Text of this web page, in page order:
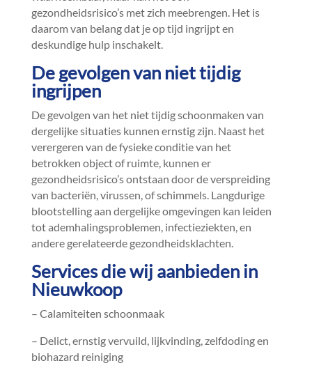
gezondheidsrisico’s met zich meebrengen.​ Het is
daarom van belang dat je op tijd ingrijpt en
deskundige hulp inschakelt.​
De gevolgen van niet tijdig
ingrijpen
De gevolgen van het niet tijdig schoonmaken van
dergelijke situaties kunnen ernstig zijn.​ Naast het
verergeren van de fysieke conditie van het
betrokken object of ruimte, kunnen er
gezondheidsrisico’s ontstaan door de verspreiding
van bacteriën, virussen, of schimmels.​ Langdurige
blootstelling aan dergelijke omgevingen kan leiden
tot ademhalingsproblemen, infectieziekten, en
andere gerelateerde gezondheidsklachten.​
Services die wij aanbieden in
Nieuwkoop
– Calamiteiten schoonmaak
– Delict, ernstig vervuild, lijkvinding, zelfdoding en
biohazard reiniging